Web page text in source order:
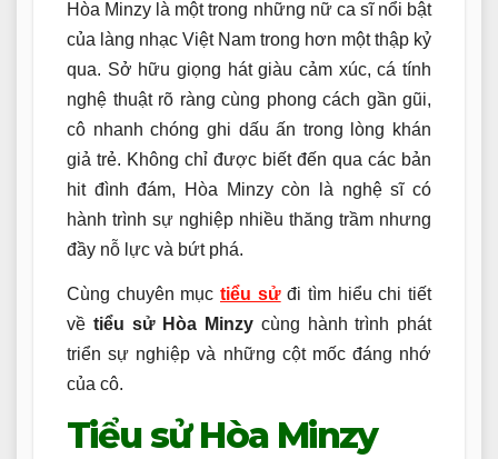
Hòa Minzy là một trong những nữ ca sĩ nổi bật
của làng nhạc Việt Nam trong hơn một thập kỷ
qua. Sở hữu giọng hát giàu cảm xúc, cá tính
nghệ thuật rõ ràng cùng phong cách gần gũi,
cô nhanh chóng ghi dấu ấn trong lòng khán
giả trẻ. Không chỉ được biết đến qua các bản
hit đình đám, Hòa Minzy còn là nghệ sĩ có
hành trình sự nghiệp nhiều thăng trầm nhưng
đầy nỗ lực và bứt phá.
Cùng chuyên mục tiểu sửđi tìm hiểu chi tiết
về tiểu sử Hòa Minzy cùng hành trình phát
triển sự nghiệp và những cột mốc đáng nhớ
của cô.
Tiểu sử Hòa Minzy